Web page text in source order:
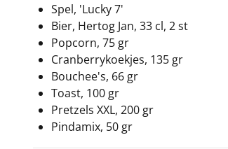
Spel, 'Lucky 7'
Bier, Hertog Jan, 33 cl, 2 st
Popcorn, 75 gr
Cranberrykoekjes, 135 gr
Bouchee's, 66 gr
Toast, 100 gr
Pretzels XXL, 200 gr
Pindamix, 50 gr